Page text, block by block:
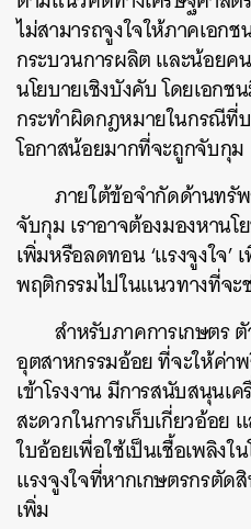
ไม่สามารถจูงใจให้ภาคเอ
กระบวนการผลิต และน้อย
นโยบายเชิงบังคับ โดยเอกช
กระทำผิดกฎหมายในกรณีที่
โอกาสน้อยมากที่จะถูกจับกุม
ภายใต้ข้อจำกัดด้านทรั
จับกุม เราอาจต้องมองหาน
เพิ่มหรือลดทอน ‘แรงจูงใจ
พฤติกรรมไปในแนวทางที่จ
สำหรับภาคการเกษตร
อุตสาหกรรมอ้อย ที่จะให้ค่า
เข้าโรงงาน มีการสนับสนุนเ
สะดวกในการเก็บเกี่ยวอ้อย
ใบอ้อยเพื่อใช้เป็นเชื้อเพลิง
แรงจูงใจที่หากเกษตรกรตัดสิ
เพิ่ม